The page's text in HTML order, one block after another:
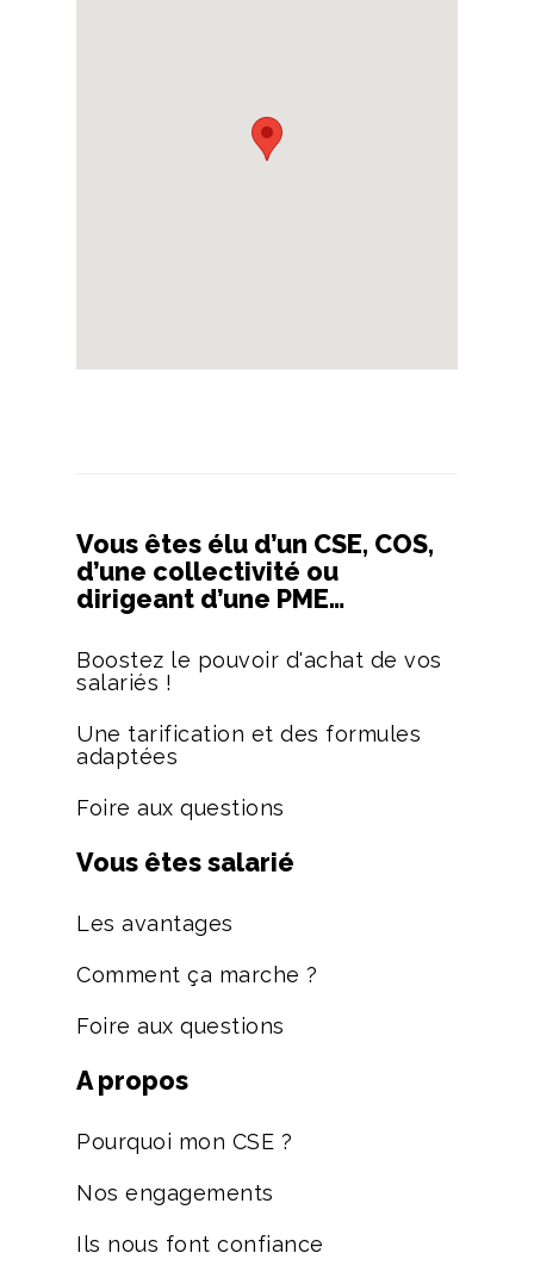
Vous êtes élu d’un CSE, COS,
d’une collectivité ou
dirigeant d’une PME…
Boostez le pouvoir d'achat de vos
salariés !
Une tarification et des formules
adaptées
Foire aux questions
Vous êtes salarié
Les avantages
Comment ça marche ?
Foire aux questions
A propos
Pourquoi mon CSE ?
Nos engagements
Ils nous font confiance